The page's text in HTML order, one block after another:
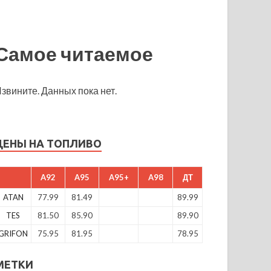
читаемое
Данных пока нет.
НА ТОПЛИВО
A92 A95 A95+ A98 ДТ
ATAN 77.99 81.49
89.99
TES
81.50 85.90
89.90
75.95 81.95 78.95